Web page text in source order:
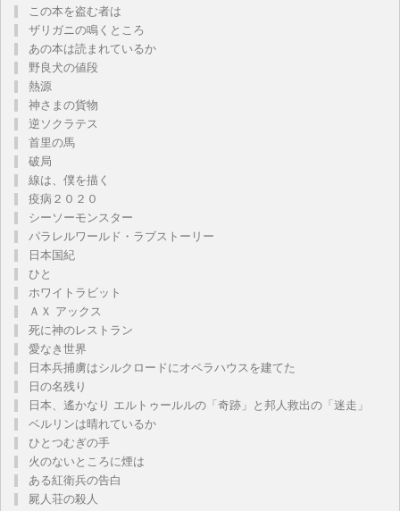
この本を盗む者は
ザリガニの鳴くところ
あの本は読まれているか
野良犬の値段
熱源
神さまの貨物
逆ソクラテス
首里の馬
破局
線は、僕を描く
疫病２０２０
シーソーモンスター
パラレルワールド・ラブストーリー
日本国紀
ひと
ホワイトラビット
ＡＸ アックス
死に神のレストラン
愛なき世界
日本兵捕虜はシルクロードにオペラハウスを建てた
日の名残り
日本、遙かなり エルトゥールルの「奇跡」と邦人救出の「迷走」
ベルリンは晴れているか
ひとつむぎの手
火のないところに煙は
ある紅衛兵の告白
屍人荘の殺人